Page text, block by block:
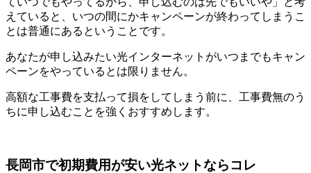
えていると、いつの間にかキャンペーンが終わってしまうこ
とは普通にあるということです。
あなたが申し込みたい光インターネットがいつまでもキャン
ペーンをやっているとは限りません。
高額な工事費を支払って損をしてしまう前に、工事費無のう
ちに申し込むことを強くおすすめします。
長岡市で初期費用が安い光ネットならコレ